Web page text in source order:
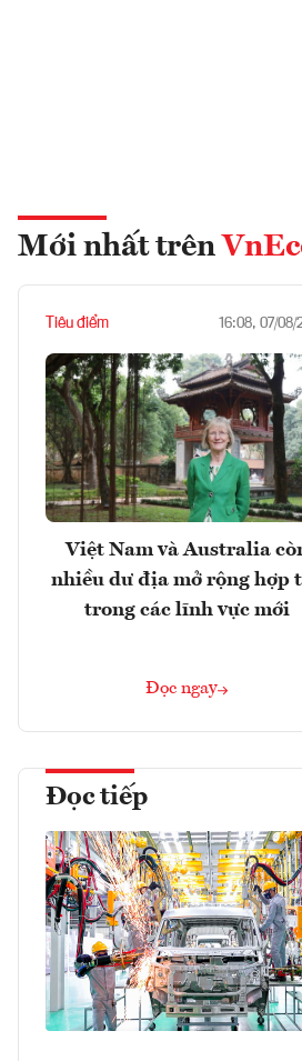
Mới nhất trên
Tiêu điểm 16:08, 07/08/
Việt Nam và Australia
nhiều dư địa mở rộng hợp
trong các lĩnh vực mới
Đọc ngay
Đọc tiếp